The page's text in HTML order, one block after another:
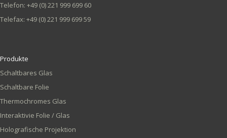
Telefon: +49 (0) 221 999 699 60
Telefax: +49 (0) 221 999 699 59
Produkte
Schaltbares Glas
Schaltbare Folie
Thermochromes Glas
Interaktivie Folie / Glas
Holografische Projektion